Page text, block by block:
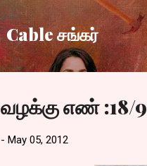
Cable சங்கர்
வழக்கு எண் :18/9
- May 05, 2012